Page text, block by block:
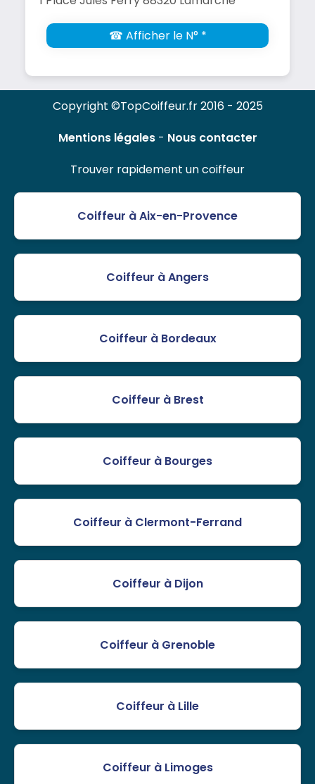
☎ Afficher le N° *
Copyright ©TopCoiffeur.fr 2016 - 2025
Mentions légales- Nous contacter
Trouver rapidement un coiffeur
Coiffeur à Aix-en-Provence
Coiffeur à Angers
Coiffeur à Bordeaux
Coiffeur à Brest
Coiffeur à Bourges
Coiffeur à Clermont-Ferrand
Coiffeur à Dijon
Coiffeur à Grenoble
Coiffeur à Lille
Coiffeur à Limoges